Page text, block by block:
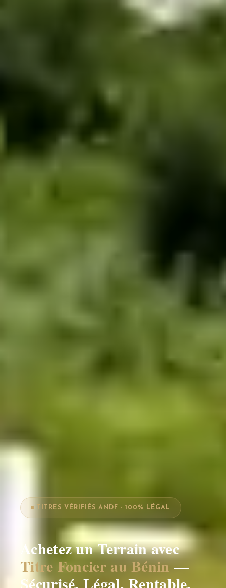
TITRES VÉRIFIÉS ANDF · 100% LÉGAL
Achetez un Terrain avec
Titre Foncier au Bénin—
Sécurisé. Légal. Rentable.